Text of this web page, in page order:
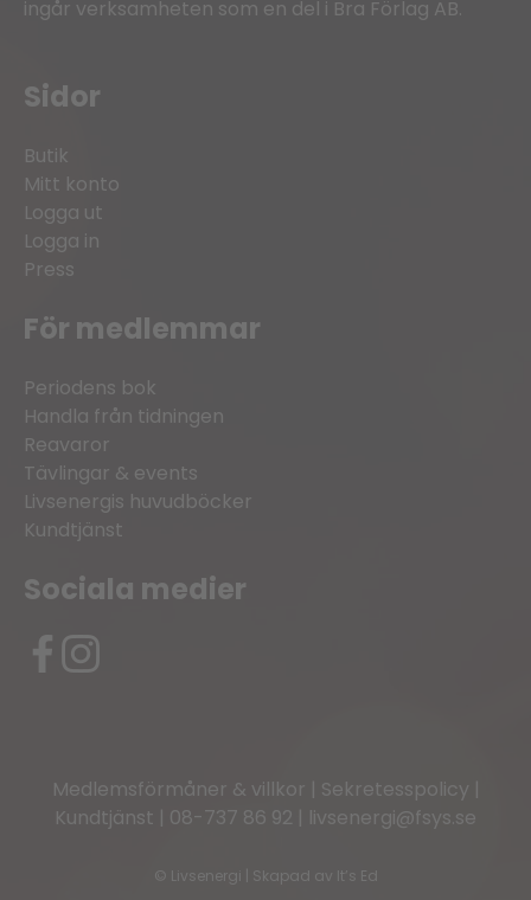
ingår verksamheten som en del i Bra Förlag AB.
Sidor
Butik
Mitt konto
Logga ut
Logga in
Press
För medlemmar
Periodens bok
Handla från tidningen
Reavaror
Tävlingar & events
Livsenergis huvudböcker
Kundtjänst
Sociala medier
Medlemsförmåner & villkor | Sekretesspolicy |
Kundtjänst | 08-737 86 92 | livsenergi@fsys.se
© Livsenergi | Skapad av It’s Ed